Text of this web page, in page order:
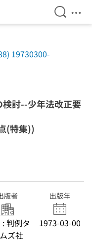
検索を
メ
19730300-
討--少年法改正要
(特集))
版者
: 判例タ
ズ社
出版年
1973-03-00